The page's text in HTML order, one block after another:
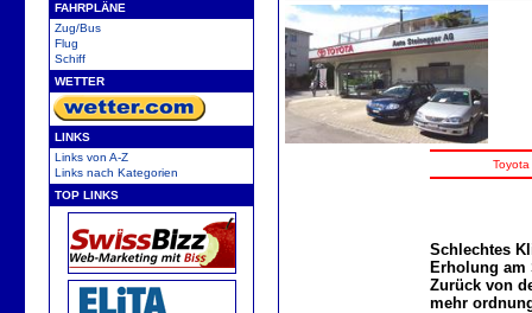
FAHRPLÄNE
Zug/Bus
Flug
Schiff
WETTER
LINKS
Links von A-Z
Links nach Kategorien
TOP LINKS
Toyota
Schlechtes
Erholung am
Zurück von
mehr